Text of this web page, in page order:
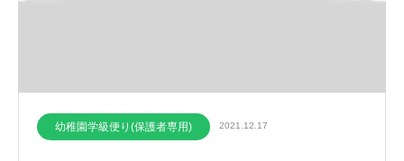
幼稚園学級便り(保護者専用) 2021.12.17